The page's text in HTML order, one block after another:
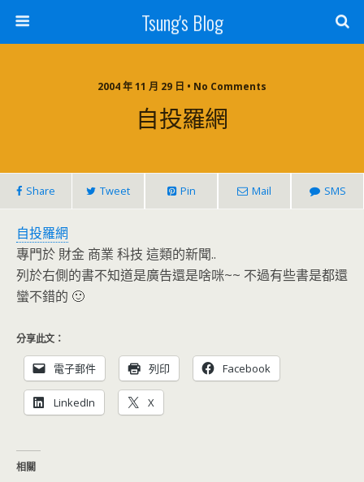
Tsung's Blog
2004 年 11 月 29 日 • No Comments
自投羅網
Share Tweet Pin Mail SMS
自投羅網
專門於 財金 商業 科技 這類的新聞..
列於右側的書不知道是廣告還是啥咪~~ 不過有些書是都還
蠻不錯的 🙂
分享此文：
電子郵件 列印 Facebook
LinkedIn X
相關